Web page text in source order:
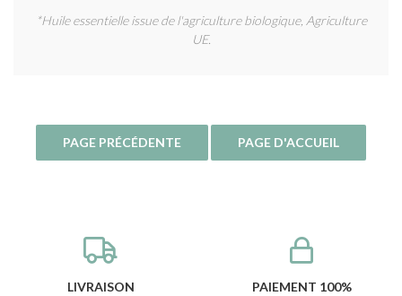
*Huile essentielle issue de l'agriculture biologique, Agriculture
UE.
LIVRAISON
PAIEMENT 100%